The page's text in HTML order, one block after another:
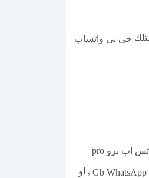
جي بي واتساب
جي بي واتس اب برو pro
Gb WhatsApp , او